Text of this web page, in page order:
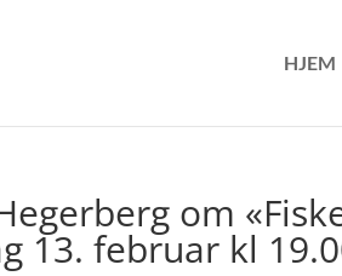
HJEM
om
13. februar kl